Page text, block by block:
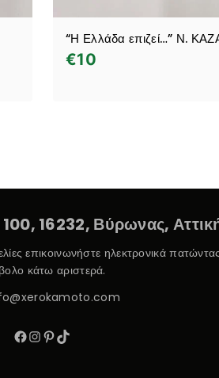
“Η Ελλάδα επιζεί…” Ν.
€10
16232, Βύρωνας,
επικοινωνήστε ηλεκτρονικά
κάτω αριστερά.